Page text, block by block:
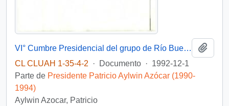
VI° Cumbre Presidencial del grupo de Río Buenos Aires, 1 y 2 de diciembre de 1992.
CL CLUAH 1-35-4-2
· Documento · 1992-12-1
Parte de Presidente Patricio Aylwin Azócar (1990-
1994)
Aylwin Azocar, Patricio